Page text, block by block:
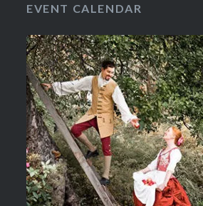
EVENT CALENDAR